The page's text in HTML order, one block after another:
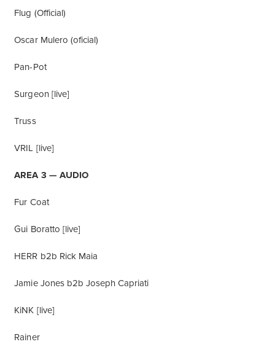
Flug (Official)
Oscar Mulero (oficial)
Pan-Pot
Surgeon [live]
Truss
VRIL [live]
AREA 3 — AUDIO
Fur Coat
Gui Boratto [live]
HERR b2b Rick Maia
Jamie Jones b2b Joseph Capriati
KiNK [live]
Rainer